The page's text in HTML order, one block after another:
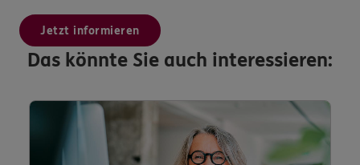
Jetzt informieren
Das könnte Sie auch interessieren: